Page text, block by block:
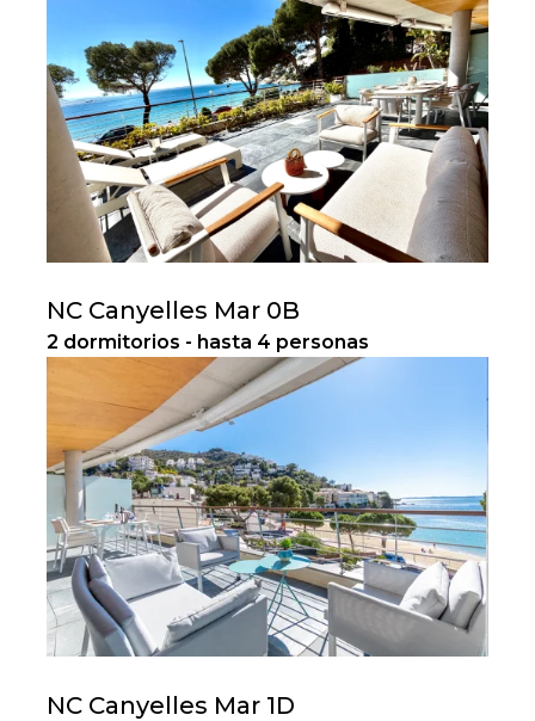
NC Canyelles Mar 0B
2 dormitorios - hasta 4 personas
NC Canyelles Mar 1D